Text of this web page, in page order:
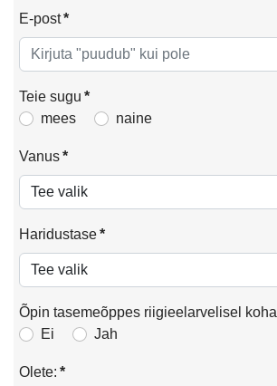
E-post*
Teie sugu *
mees
naine
Vanus*
Haridustase*
Õpin tasemeõppes riigieelarvelisel kohal
Ei
Jah
Olete: *